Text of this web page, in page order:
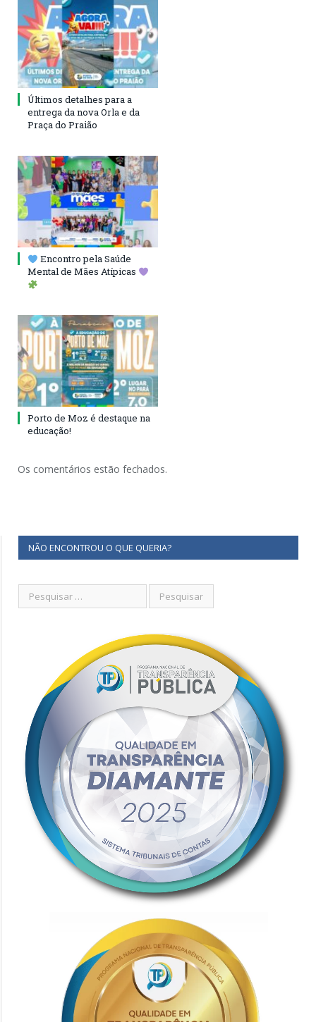
Últimos detalhes para a
entrega da nova Orla e da
Praça do Praião
Encontro pela Saúde
Mental de Mães Atípicas
Porto de Moz é destaque na
educação!
Os comentários estão fechados.
NÃO ENCONTROU O QUE QUERIA?